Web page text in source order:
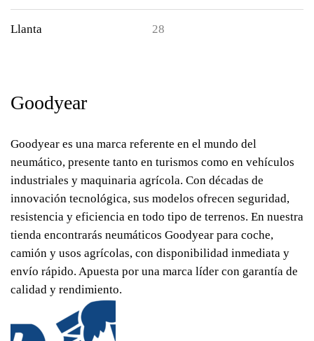
Llanta 28
Goodyear
Goodyear es una marca referente en el mundo del
neumático, presente tanto en turismos como en vehículos
industriales y maquinaria agrícola. Con décadas de
innovación tecnológica, sus modelos ofrecen seguridad,
resistencia y eficiencia en todo tipo de terrenos. En nuestra
tienda encontrarás neumáticos Goodyear para coche,
camión y usos agrícolas, con disponibilidad inmediata y
envío rápido. Apuesta por una marca líder con garantía de
calidad y rendimiento.